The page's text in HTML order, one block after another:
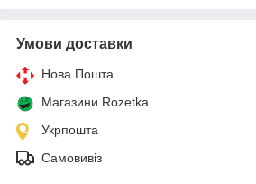
Умови доставки
Нова Пошта
Магазини Rozetka
Укрпошта
Самовивіз